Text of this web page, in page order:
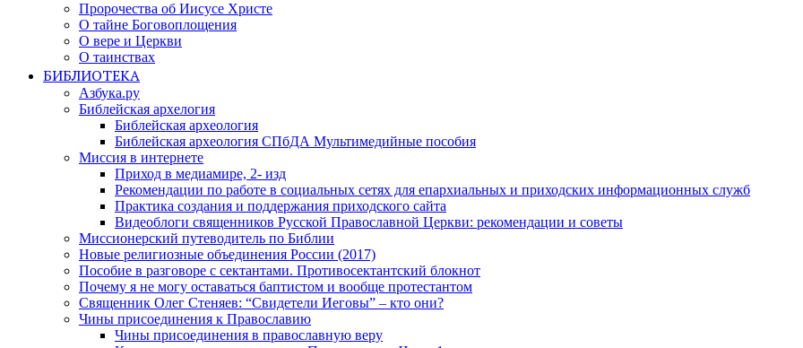
Пророчества об Иисусе Христе
О тайне Боговоплощения
О вере и Церкви
О таинствах
БИБЛИОТЕКА
Азбука.ру
Библейская архелогия
Библейская археология
Библейская археология СПбДА Мультимедийные пособия
Миссия в интернете
Приход в медиамире, 2- изд
Рекомендации по работе в социальных сетях для епархиальных и приходских информационных служб
Практика создания и поддержания приходского сайта
Видеоблоги священников Русской Православной Церкви: рекомендации и советы
Миссионерский путеводитель по Библии
Новые религиозные объединения России (2017)
Пособие в разговоре с сектантами. Противосектантский блокнот
Почему я не могу оставаться баптистом и вообще протестантом
Священник Олег Стеняев: “Свидетели Иеговы” – кто они?
Чины присоединения к Православию
Чины присоединения в православную веру